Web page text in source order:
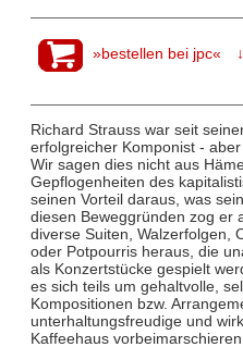
»bestellen bei jpc«
Richard Strauss war seit
erfolgreicher Komponist -
Wir sagen dies nicht aus
Gepflogenheiten des
seinen Vorteil daraus, was
diesen Beweggründen zog er
diverse Suiten, Walzerfolgen,
oder Potpourris heraus, die
als Konzertstücke gespielt
es sich teils um gehaltvolle,
Kompositionen bzw.
unterhaltungsfreudige und
Kaffeehaus